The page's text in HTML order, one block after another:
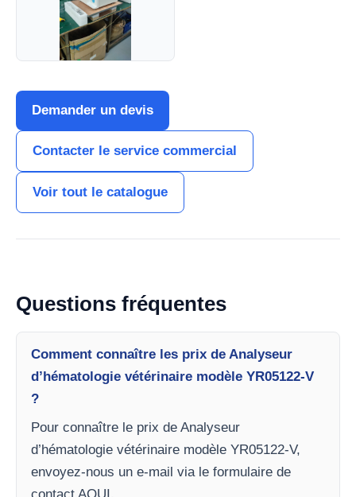
Demander un devis
Contacter le service commercial
Voir tout le catalogue
Questions fréquentes
Comment connaître les prix de Analyseur
d’hématologie vétérinaire modèle YR05122-V
?
Pour connaître le prix de Analyseur
d’hématologie vétérinaire modèle YR05122-V,
envoyez-nous un e-mail via le formulaire de